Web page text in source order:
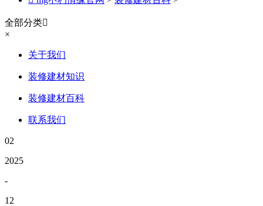
全部分类
×
关于我们
装修建材知识
装修建材百科
联系我们
02
2025
-
12